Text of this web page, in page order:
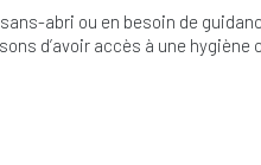
abri ou en besoin de
d’avoir accès à une hygiène